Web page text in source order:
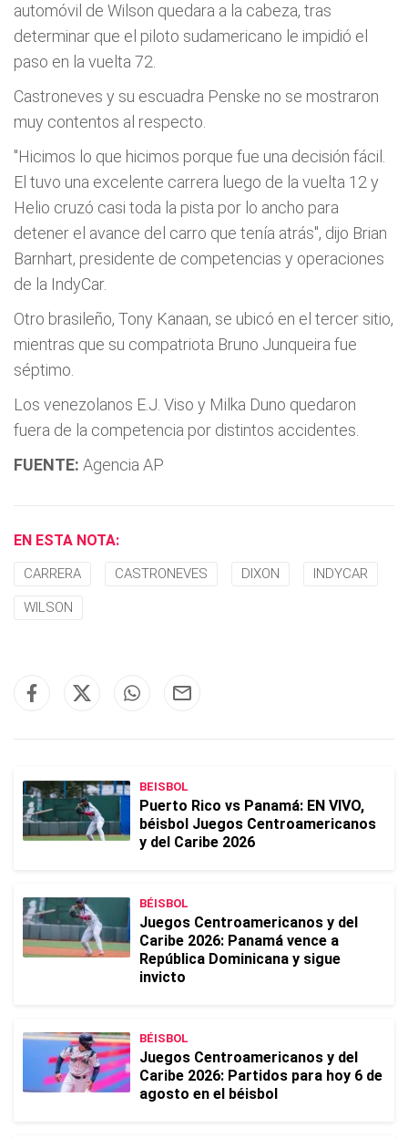
automóvil de Wilson quedara a la cabeza, tras
determinar que el piloto sudamericano le impidió el
paso en la vuelta 72.
Castroneves y su escuadra Penske no se mostraron
muy contentos al respecto.
"Hicimos lo que hicimos porque fue una decisión fácil.
El tuvo una excelente carrera luego de la vuelta 12 y
Helio cruzó casi toda la pista por lo ancho para
detener el avance del carro que tení­a atrás", dijo Brian
Barnhart, presidente de competencias y operaciones
de la IndyCar.
Otro brasileño, Tony Kanaan, se ubicó en el tercer sitio,
mientras que su compatriota Bruno Junqueira fue
séptimo.
Los venezolanos E.J. Viso y Milka Duno quedaron
fuera de la competencia por distintos accidentes.
FUENTE: Agencia AP
EN ESTA NOTA:
CARRERA CASTRONEVES DIXON INDYCAR
WILSON
BEISBOL
Puerto Rico vs Panamá: EN VIVO,
béisbol Juegos Centroamericanos
y del Caribe 2026
BÉISBOL
Juegos Centroamericanos y del
Caribe 2026: Panamá vence a
República Dominicana y sigue
invicto
BÉISBOL
Juegos Centroamericanos y del
Caribe 2026: Partidos para hoy 6 de
agosto en el béisbol